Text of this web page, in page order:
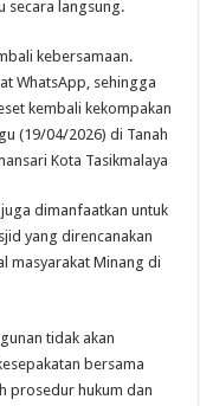
secara langsung.
kebersamaan.
WhatsApp, sehingga
kembali kekompakan
(19/04/2026) di Tanah
Kota Tasikmalaya
dimanfaatkan untuk
yang direncanakan
masyarakat Minang di
tidak akan
bersama
prosedur hukum dan